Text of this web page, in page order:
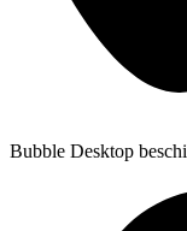
Bubble Desktop